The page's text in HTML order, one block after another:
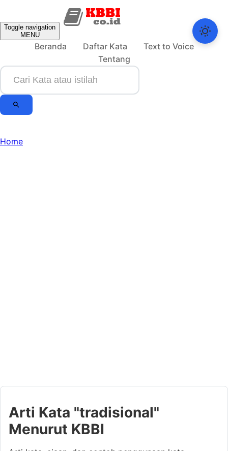
Toggle navigation
MENU
Beranda Daftar Kata
Text to Voice
Tentang
Home
Arti Kata "tradisional"
Menurut KBBI